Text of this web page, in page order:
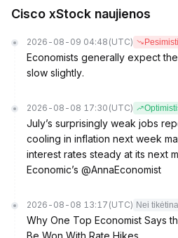
Cisco xStock naujienos
2026-08-09 04:48 (UTC)
Economists generally expect
slow slightly.
2026-08-08 17:30 (UTC)
July’s surprisingly weak jobs
cooling in inflation next week
interest rates steady at its next
Economic’s @AnnaEconomist
2026-08-08 13:17 (UTC) Nei
Why One Top Economist Says
Be Won With Rate Hikes